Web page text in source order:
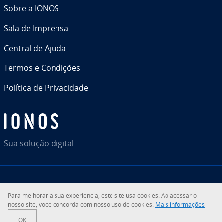
Sua solução digital
Sobre a IONOS
Sala de Imprensa
Central de Ajuda
Termos e Condições
Política de Pri­va­ci­dade
© 2026IONOS Inc.
tiktok InstagramFacebook YouTube
Para melhorar a sua ex­pe­ri­ên­cia, este site usa cookies. Ao acessar o
nosso site, você concorda com nosso uso de cookies. Mais in­for­ma­ções
OK